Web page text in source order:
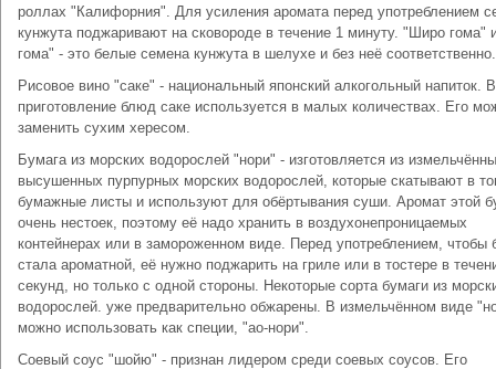
роллах "Калифорния". Для усиления аромата перед употреблением
кунжута поджаривают на сковороде в течение 1 минуту. "Широ гома"
гома" - это белые семена кунжута в шелухе и без неё соответственно.
Рисовое вино "саке" - национальный японский алкогольный напиток. В
приготовление блюд саке используется в малых количествах. Его
заменить сухим хересом.
Бумага из морских водорослей "нори" - изготовляется из
высушенных пурпурных морских водорослей, которые скатывают в
бумажные листы и используют для обёртывания суши. Аромат этой
очень нестоек, поэтому её надо хранить в воздухонепроницаемых
контейнерах или в замороженном виде. Перед употреблением, чтобы
стала ароматной, её нужно поджарить на гриле или в тостере в
секунд, но только с одной стороны. Некоторые сорта бумаги из
водорослей. уже предварительно обжарены. В измельчённом виде
можно использовать как специи, "ао-нори".
Соевый соус "шойю" - признан лидером среди соевых соусов. Его